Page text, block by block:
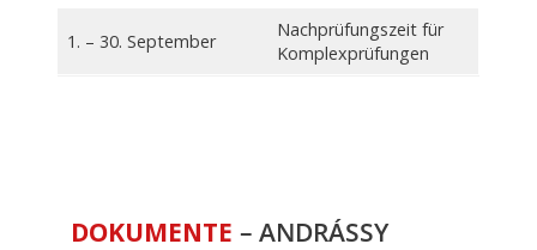
1. – 30. September
Nachprüfungszeit für
Komplexprüfungen
DOKUMENTE – ANDRÁSSY